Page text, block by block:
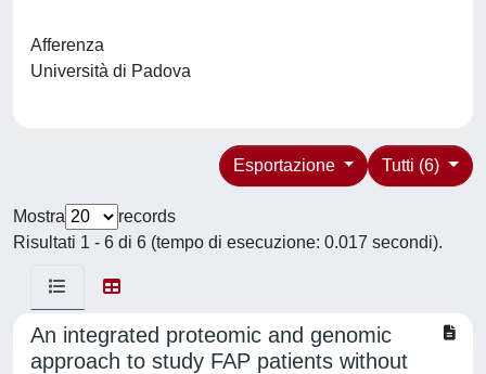
Afferenza
Università di Padova
Tutti (6)
Esportazione
Mostra
records
Risultati 1 - 6 di 6 (tempo di esecuzione: 0.017 secondi).
An integrated proteomic and genomic
approach to study FAP patients without